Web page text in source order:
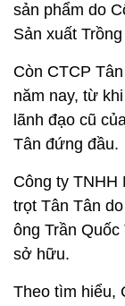
sản phẩm do
Sản xuất
Còn CTCP
năm nay, từ
lãnh đạo cũ
Tân đứng đầu.
Công ty TNHH
trọt Tân Tân
ông Trần
sở hữu.
Theo tìm hiểu,